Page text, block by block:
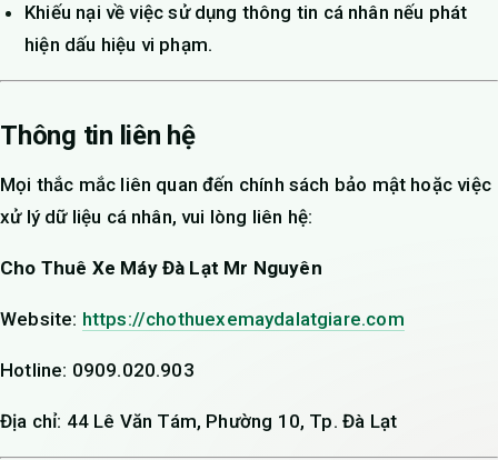
Khiếu nại về việc sử dụng thông tin cá nhân nếu phát
hiện dấu hiệu vi phạm.
Thông tin liên hệ
Mọi thắc mắc liên quan đến chính sách bảo mật hoặc việc
xử lý dữ liệu cá nhân, vui lòng liên hệ:
Cho Thuê Xe Máy Đà Lạt Mr Nguyên
Website: https://chothuexemaydalatgiare.com
Hotline: 0909.020.903
Địa chỉ: 44 Lê Văn Tám, Phường 10, Tp. Đà Lạt